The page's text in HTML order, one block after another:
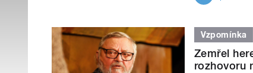
Vzpomínka
Zemřel
rozhovoru